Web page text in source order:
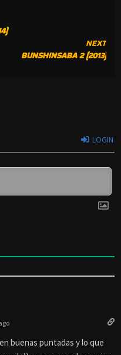
NEXT
BUNSHINSABA 2 (2013)
LOGIN
buenas puntadas y lo que